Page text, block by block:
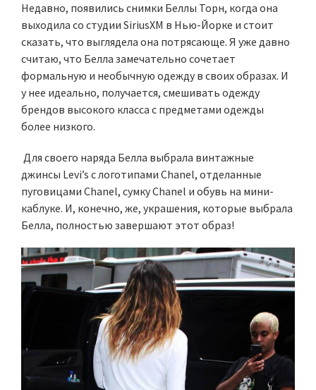
Недавно, появились снимки Беллы Торн, когда она
выходила со студии SiriusXM в Нью-Йорке и стоит
сказать, что выглядела она потрясающе. Я уже давно
считаю, что Белла замечательно сочетает
формальную и необычную одежду в своих образах. И
у нее идеально, получается, смешивать одежду
брендов высокого класса с предметами одежды
более низкого.
Для своего наряда Белла выбрала винтажные
джинсы Levi’s с логотипами Chanel, отделанные
пуговицами Chanel, сумку Chanel и обувь на мини-
каблуке. И, конечно, же, украшения, которые выбрала
Белла, полностью завершают этот образ!